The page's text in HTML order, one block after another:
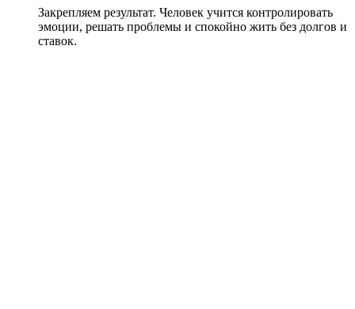
Закрепляем результат. Человек учится контролировать
эмоции, решать проблемы и спокойно жить без долгов и
ставок.